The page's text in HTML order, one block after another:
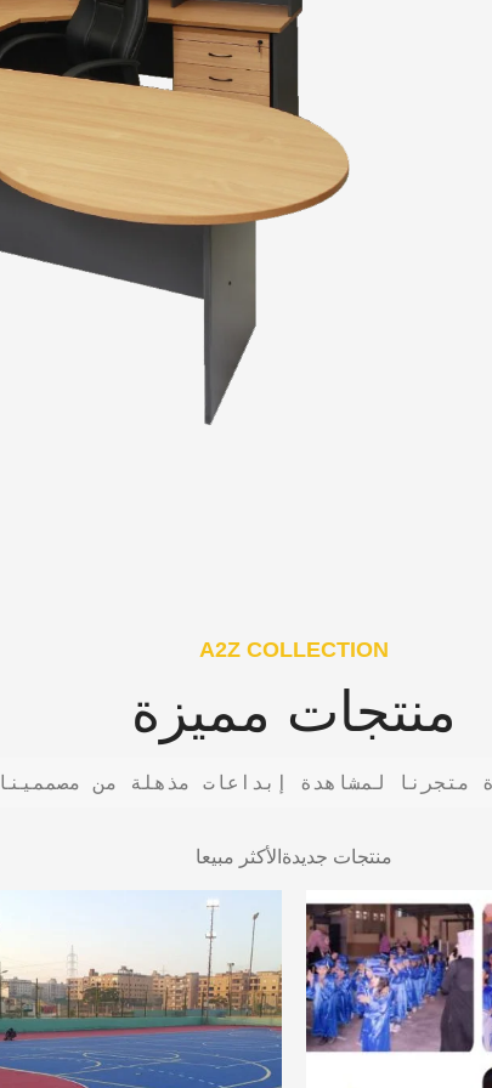
A2Z COLLECTION
منتجات مميزة
متجرنا لمشاهدة إبداعات مذهلة من مصممينا
منتجات جديدة الأكثر مبيعا